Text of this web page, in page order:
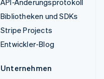
API-Änderungsprotokoll
Bibliotheken und SDKs
Stripe Projects
Entwickler-Blog
Unternehmen